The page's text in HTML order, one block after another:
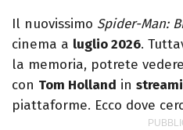
Il nuovissimo Spider-Man:
cinema a luglio 2026.
la memoria, potrete
con Tom Holland in
piattaforme. Ecco dove